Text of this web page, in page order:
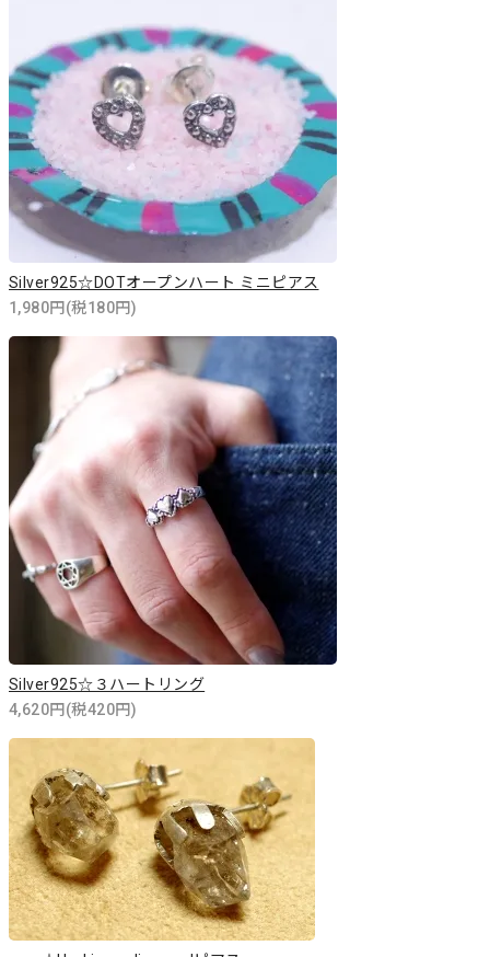
Silver925☆DOTオープンハート ミニピアス
1,980円(税180円)
Silver925☆３ハートリング
4,620円(税420円)